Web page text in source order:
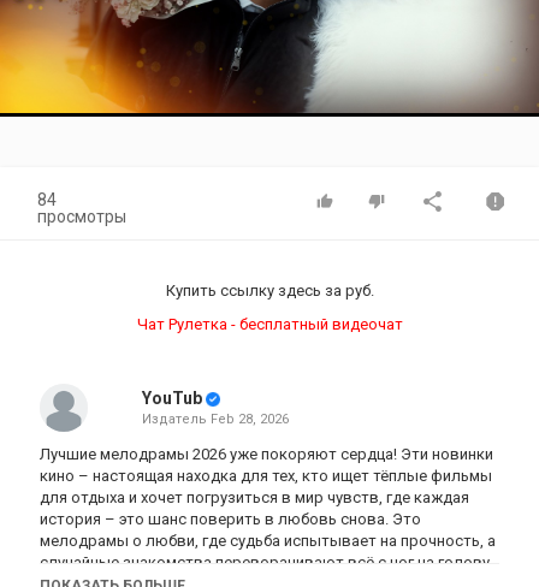
Play
Video
84
просмотры
Купить ссылку здесь за руб.
Чат Рулетка - бесплатный видеочат
YouTub
Издатель Feb 28, 2026
Лучшие мелодрамы 2026 уже покоряют сердца! Эти новинки
кино – настоящая находка для тех, кто ищет тёплые фильмы
для отдыха и хочет погрузиться в мир чувств, где каждая
история – это шанс поверить в любовь снова. Это
мелодрамы о любви, где судьба испытывает на прочность, а
случайные знакомства переворачивают всё с ног на голову.